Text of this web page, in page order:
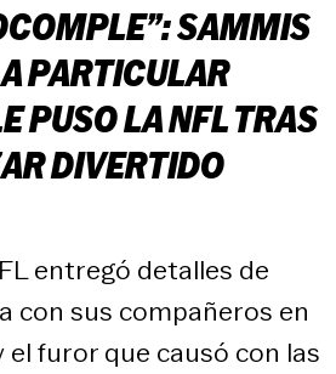
SAMMIS
PARTICULAR
PUSO LA NFL TRAS
DIVERTIDO
entregó detalles de
con sus compañeros en
furor que causó con las